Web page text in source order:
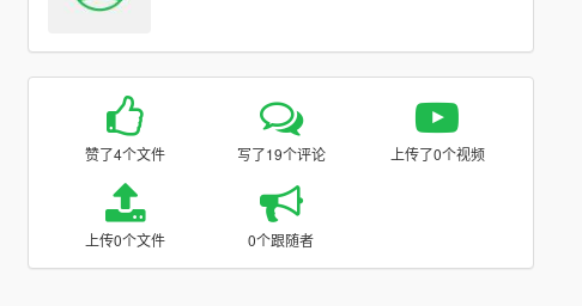
赞了4个文件 写了19个评论 上传了0个视频
上传0个文件 0个跟随者